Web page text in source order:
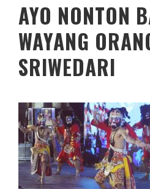
AYO NONTON
WAYANG
SRIWEDARI